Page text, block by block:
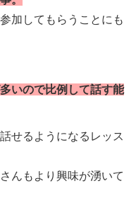
加してもらうことにも
いので比例して話す能
せるようになるレッス
んもより興味が湧いて